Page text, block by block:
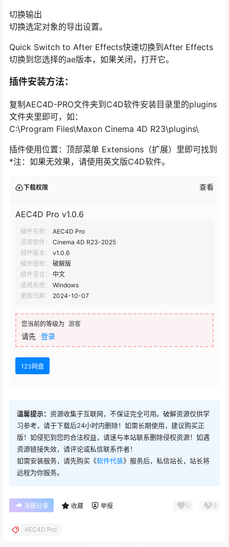
切换输出
切换选定对象的导出设置。
Quick Switch to After Effects快速切换到After Effects
切换到您选择的ae版本，如果关闭，打开它。
插件安装方法：
复制AEC4D-PRO文件夹到C4D软件安装目录里的plugins
文件夹里即可，如：
C:\Program Files\Maxon Cinema 4D R23\plugins\
插件使用位置：顶部菜单 Extensions（扩展）里即可找到
*注：如果无效果，请使用英文版C4D软件。
下载权限 查看
AEC4D Pro v1.0.6
插件名称：
AEC4D Pro
适用软件：
Cinema 4D R23-2025
插件版本：
v1.0.6
插件版权：
破解版
插件语言：
中文
适用系统：
Windows
更新日期：
2024-10-07
您当前的等级为 游客
请先 登录
123网盘
温馨提示： 资源收集于互联网，不保证完全可用。破解资源仅供学
习参考，请于下载后24小时内删除！如需长期使用，建议购买正
版！如侵犯到您的合法权益，请速与本站联系删除侵权资源！如遇
资源链接失效，请评论或私信联系作者！
如需安装服务，请先购买《软件代装》服务后，私信站长，站长将
远程为你服务。
海报分享 收藏 举报 0 0
AEC4D Pro